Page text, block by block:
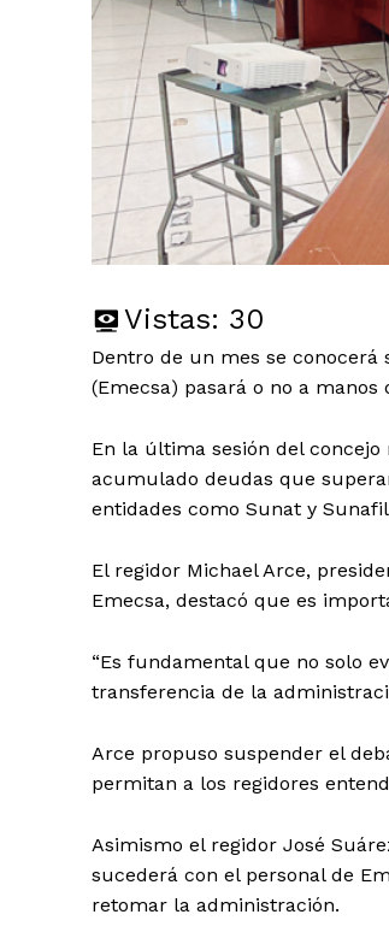
Vistas: 30
Dentro de un mes se
(Emecsa) pasará o no a
En la última sesión del
acumulado deudas que
entidades como Sunat y
El regidor Michael Arce,
Emecsa, destacó que es
“Es fundamental que no solo
transferencia de la
Arce propuso suspender el
permitan a los regidores
Asimismo el regidor José
sucederá con el personal de
retomar la administración.